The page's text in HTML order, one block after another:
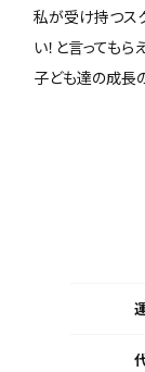
私が受け持つス
い！と言っても
子ども達の成長